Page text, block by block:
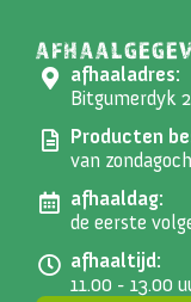
afhaaladres:
Bitgumerdyk
Producten
van
afhaaldag:
de eerste
afhaaltijd:
11.00 - 13.00